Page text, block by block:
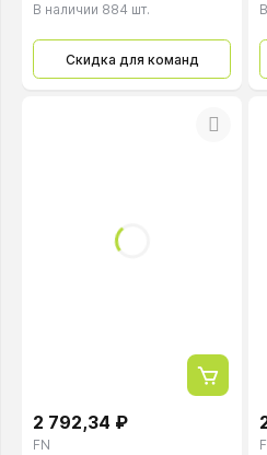
В наличии 884 шт.
Скидка для команд
FN
2 792,34 ₽